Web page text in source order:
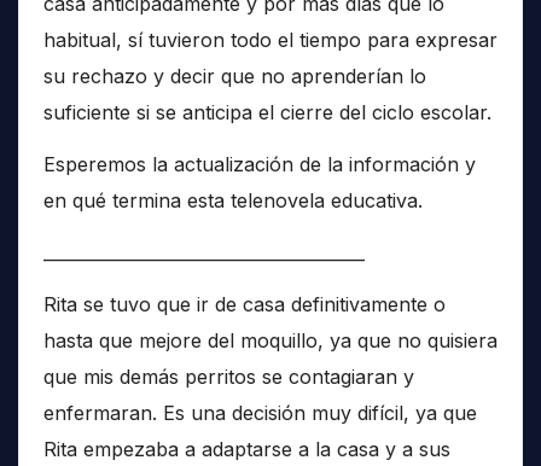
habitual, sí tuvieron todo el tiempo para expresar
su rechazo y decir que no aprenderían lo
suficiente si se anticipa el cierre del ciclo escolar.
Esperemos la actualización de la información y
en qué termina esta telenovela educativa.
Rita se tuvo que ir de casa definitivamente o
hasta que mejore del moquillo, ya que no quisiera
que mis demás perritos se contagiaran y
enfermaran. Es una decisión muy difícil, ya que
Rita empezaba a adaptarse a la casa y a sus